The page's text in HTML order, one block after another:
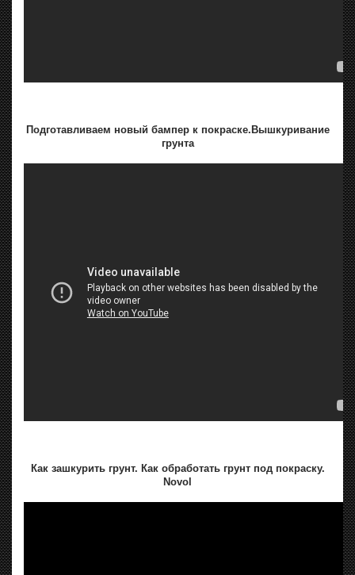
Подготавливаем новый бампер к покраске.Вышкуривание
грунта
Как зашкурить грунт. Как обработать грунт под покраску.
Novol